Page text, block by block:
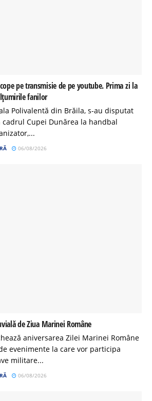
pe transmisie de pe youtube. Prima zi la
fanilor
Polivalentă din Brăila, s-au disputat
Cupei Dunărea la handbal
06/08/2026
de Ziua Marinei Române
aniversarea Zilei Marinei Române
evenimente la care vor participa
militare...
06/08/2026